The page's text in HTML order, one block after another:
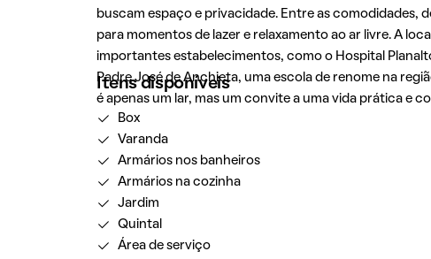
buscam espaço e privacidade. Entre as
para momentos de lazer e relaxamento ao ar livre. A
importantes estabelecimentos, como o Hospital
Padre José de Anchieta, uma escola de renome na
é apenas um lar, mas um convite a uma vida prática e
Itens disponíveis
Box
Varanda
Armários nos banheiros
Armários na cozinha
Jardim
Quintal
Área de serviço